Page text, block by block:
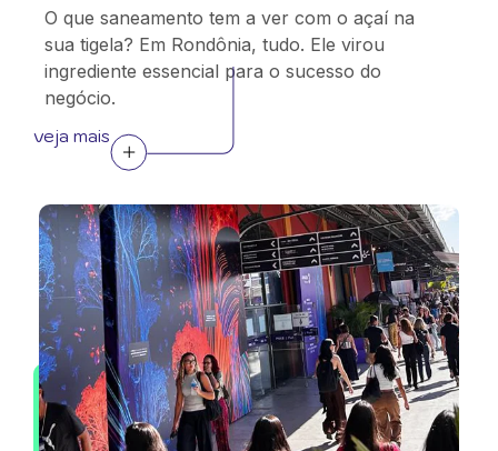
O que saneamento tem a ver com o açaí na
sua tigela? Em Rondônia, tudo. Ele virou
ingrediente essencial para o sucesso do
negócio.
veja mais